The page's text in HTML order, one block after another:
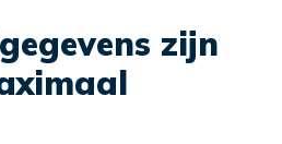
zijn